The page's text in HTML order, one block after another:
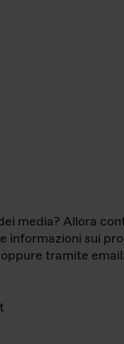
media? Allora
informazioni sui
tramite email: